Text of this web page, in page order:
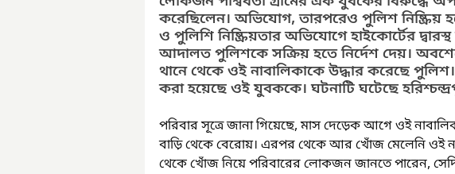
করেছিলেন। অভিযোগ, তারপরেও পুলিশ নিষ্ক্রিয়
ও পুলিশি নিষ্ক্রিয়তার অভিযোগে হাইকোর্টের
আদালত পুলিশকে সক্রিয় হতে নির্দেশ দেয়।
থানে থেকে ওই নাবালিকাকে উদ্ধার করেছে
করা হয়েছে ওই যুবককে। ঘটনাটি ঘটেছে
পরিবার সূত্রে জানা গিয়েছে, মাস দেড়েক আগে ওই
বাড়ি থেকে বেরোয়। এরপর থেকে আর খোঁজ মেলেনি ওই
থেকে খোঁজ নিয়ে পরিবারের লোকজন জানতে পারেন,